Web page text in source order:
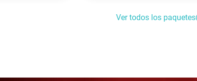
Ver todos los paquetes